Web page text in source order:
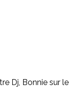
Dj, Bonnie sur le